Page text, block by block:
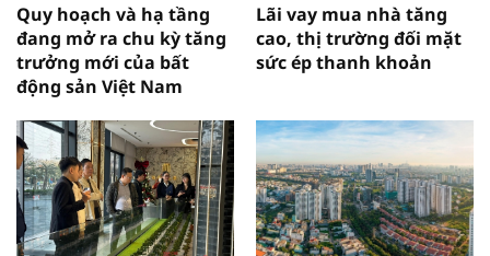
Quy hoạch và hạ tầng
đang mở ra chu kỳ tăng
trưởng mới của bất
động sản Việt Nam
Lãi vay mua nhà tăng
cao, thị trường đối mặt
sức ép thanh khoản